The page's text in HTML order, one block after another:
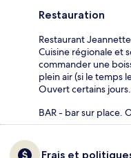
Restauration
Restaurant
Cuisine régionale et
commander une
plein air (si le temps
Ouvert certains jours.
BAR - bar sur place.
Frais et